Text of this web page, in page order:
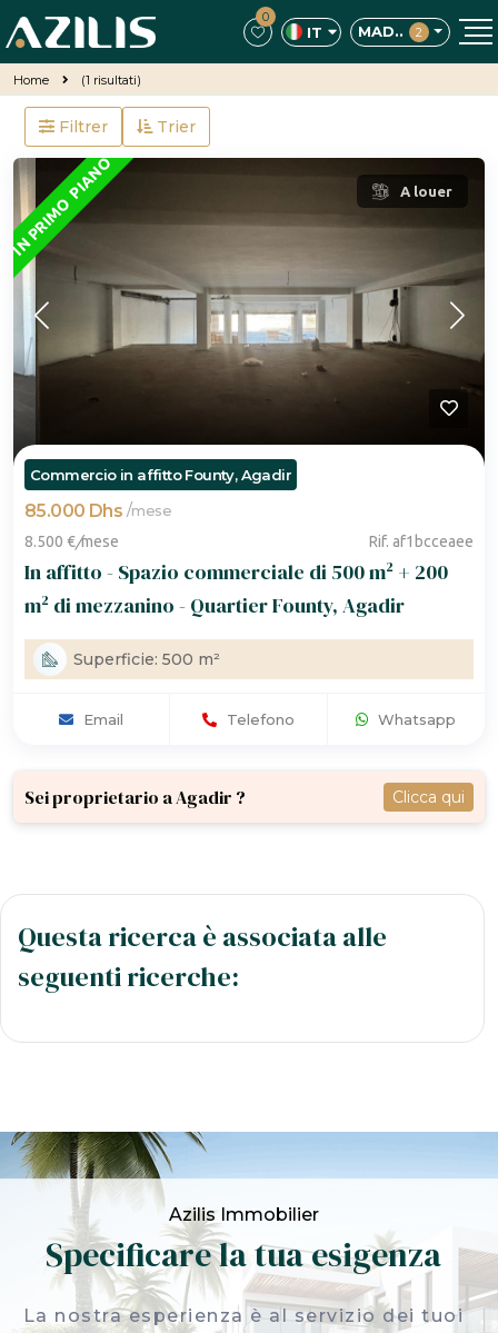
0
IT MAD.. 2
Home (1 risultati)
Filtrer Trier
IN PRIMO PIANO A louer
Commercio in affitto Founty, Agadir
85.000 Dhs /mese
8.500 €/mese Rif. af1bcceaee
In affitto - Spazio commerciale di 500 m² + 200
m² di mezzanino - Quartier Founty, Agadir
Superficie: 500 m²
Email Telefono Whatsapp
Sei proprietario a Agadir ? Clicca qui
Questa ricerca è associata alle
seguenti ricerche:
Azilis Immobilier
Specificare la tua esigenza
La nostra esperienza è al servizio dei tuoi